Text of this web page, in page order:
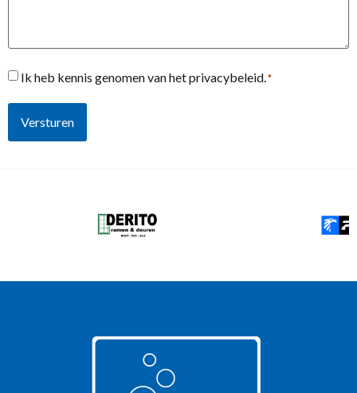
Toestemming
Ik heb kennis genomen van het privacybeleid.*